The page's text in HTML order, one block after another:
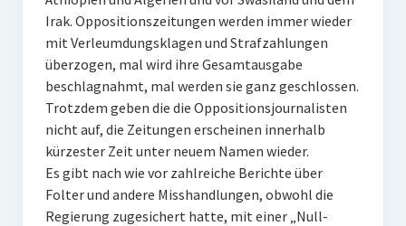
Irak. Oppositionszeitungen werden immer wieder
mit Verleumdungsklagen und Strafzahlungen
überzogen, mal wird ihre Gesamtausgabe
beschlagnahmt, mal werden sie ganz geschlossen.
Trotzdem geben die die Oppositionsjournalisten
nicht auf, die Zeitungen erscheinen innerhalb
kürzester Zeit unter neuem Namen wieder.
Es gibt nach wie vor zahlreiche Berichte über
Folter und andere Misshandlungen, obwohl die
Regierung zugesichert hatte, mit einer „Null-